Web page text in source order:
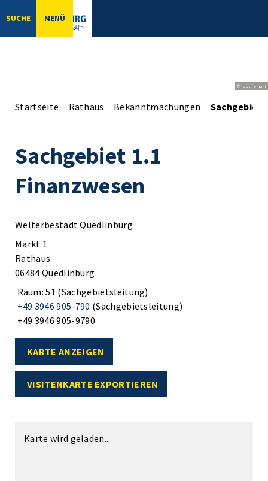
SUCHE MENÜ
© bbsferrari
Startseite Rathaus Bekanntmachungen Sachgebiet
Sachgebiet 1.1
Finanzwesen
Welterbestadt Quedlinburg
Markt 1
Rathaus
06484 Quedlinburg
Raum: 51 (Sachgebietsleitung)
+49 3946 905-790 (Sachgebietsleitung)
+49 3946 905-9790
KARTE ANZEIGEN
VISITENKARTE EXPORTIEREN
Karte wird geladen...